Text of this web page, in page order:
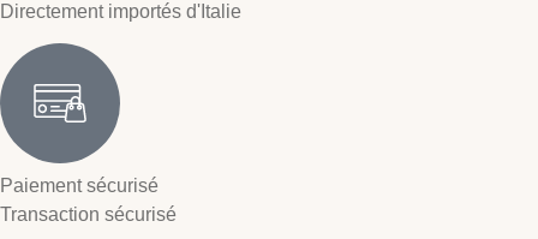
Directement importés d'Italie
Paiement sécurisé
Transaction sécurisé